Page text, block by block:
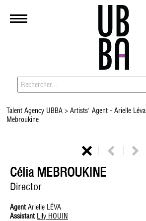
Talent Agency UBBA>Artists' Agent - Arielle Léva
Mebroukine
Célia MEBROUKINE
Director
AgentArielle LÉVA
Assistant Lily HOUIN